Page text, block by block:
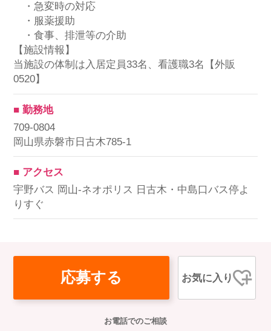
・急変時の対応
・服薬援助
・食事、排泄等の介助
【施設情報】
当施設の体制は入居定員33名、看護職3名【外販
0520】
■ 勤務地
709-0804
岡山県赤磐市日古木785-1
■ アクセス
宇野バス 岡山-ネオポリス 日古木・中島口バス停よ
りすぐ
応募する お気に入り
お電話でのご相談